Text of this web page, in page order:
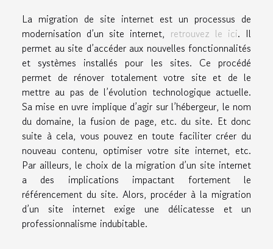
La migration de site internet est un processus de
modernisation d’un site internet, retrouvez le ici. Il
permet au site d’accéder aux nouvelles fonctionnalités
et systèmes installés pour les sites. Ce procédé
permet de rénover totalement votre site et de le
mettre au pas de l’évolution technologique actuelle.
Sa mise en uvre implique d’agir sur l’hébergeur, le nom
du domaine, la fusion de page, etc. du site. Et donc
suite à cela, vous pouvez en toute faciliter créer du
nouveau contenu, optimiser votre site internet, etc.
Par ailleurs, le choix de la migration d’un site internet
a des implications impactant fortement le
référencement du site. Alors, procéder à la migration
d’un site internet exige une délicatesse et un
professionnalisme indubitable.